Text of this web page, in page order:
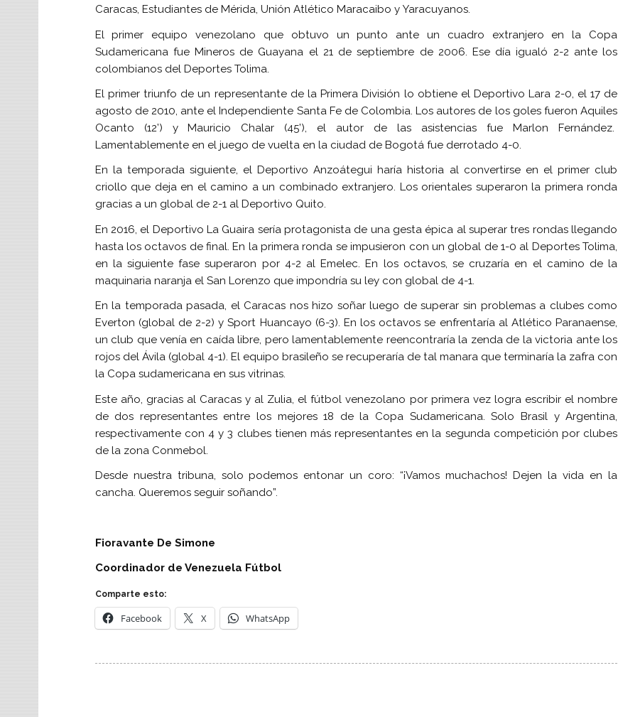
Caracas, Estudiantes de Mérida, Unión Atlético Maracaibo y Yaracuyanos.
El primer equipo venezolano que obtuvo un punto ante un cuadro extranjero en la Copa
Sudamericana fue Mineros de Guayana el 21 de septiembre de 2006. Ese día igualó 2-2 ante los
colombianos del Deportes Tolima.
El primer triunfo de un representante de la Primera División lo obtiene el Deportivo Lara 2-0, el 17 de
agosto de 2010, ante el Independiente Santa Fe de Colombia. Los autores de los goles fueron Aquiles
Ocanto (12’) y Mauricio Chalar (45’), el autor de las asistencias fue Marlon Fernández.
Lamentablemente en el juego de vuelta en la ciudad de Bogotá fue derrotado 4-0.
En la temporada siguiente, el Deportivo Anzoátegui haría historia al convertirse en el primer club
criollo que deja en el camino a un combinado extranjero. Los orientales superaron la primera ronda
gracias a un global de 2-1 al Deportivo Quito.
En 2016, el Deportivo La Guaira sería protagonista de una gesta épica al superar tres rondas llegando
hasta los octavos de final. En la primera ronda se impusieron con un global de 1-0 al Deportes Tolima,
en la siguiente fase superaron por 4-2 al Emelec. En los octavos, se cruzaría en el camino de la
maquinaria naranja el San Lorenzo que impondría su ley con global de 4-1.
En la temporada pasada, el Caracas nos hizo soñar luego de superar sin problemas a clubes como
Everton (global de 2-2) y Sport Huancayo (6-3). En los octavos se enfrentaría al Atlético Paranaense,
un club que venía en caída libre, pero lamentablemente reencontraría la zenda de la victoria ante los
rojos del Ávila (global 4-1). El equipo brasileño se recuperaría de tal manara que terminaría la zafra con
la Copa sudamericana en sus vitrinas.
Este año, gracias al Caracas y al Zulia, el fútbol venezolano por primera vez logra escribir el nombre
de dos representantes entre los mejores 18 de la Copa Sudamericana. Solo Brasil y Argentina,
respectivamente con 4 y 3 clubes tienen más representantes en la segunda competición por clubes
de la zona Conmebol.
Desde nuestra tribuna, solo podemos entonar un coro: “¡Vamos muchachos! Dejen la vida en la
cancha. Queremos seguir soñando”.
Fioravante De Simone
Coordinador de Venezuela Fútbol
Comparte esto:
Facebook X WhatsApp